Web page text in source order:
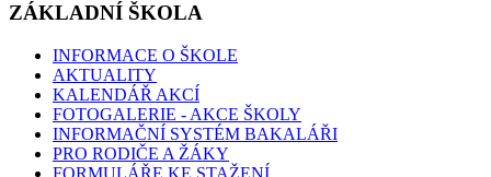
ZÁKLADNÍ ŠKOLA
INFORMACE O ŠKOLE
AKTUALITY
KALENDÁŘ AKCÍ
FOTOGALERIE - AKCE ŠKOLY
INFORMAČNÍ SYSTÉM BAKALÁŘI
PRO RODIČE A ŽÁKY
FORMULÁŘE KE STAŽENÍ